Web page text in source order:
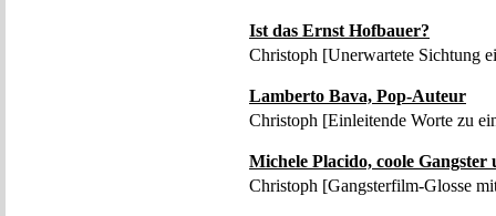
Ist das Ernst Hofbauer?
Christoph [Unerwartete Sichtung
Lamberto Bava, Pop-Auteur
Christoph [Einleitende Worte zu
Michele Placido, coole
Christoph [Gangsterfilm-Glosse